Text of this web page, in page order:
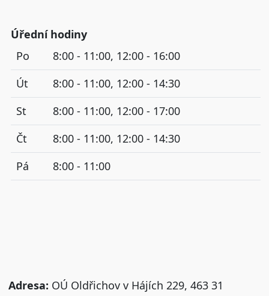
Úřední hodiny
Po
8:00 - 11:00, 12:00 - 16:00
Út
8:00 - 11:00, 12:00 - 14:30
St
8:00 - 11:00, 12:00 - 17:00
Čt
8:00 - 11:00, 12:00 - 14:30
Pá
8:00 - 11:00
Adresa: OÚ Oldřichov v Hájích 229, 463 31